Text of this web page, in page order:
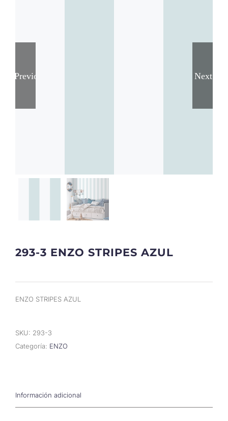
Previous Next
293-3 ENZO STRIPES AZUL
ENZO STRIPES AZUL
SKU: 293-3
Categoría: ENZO
Información adicional